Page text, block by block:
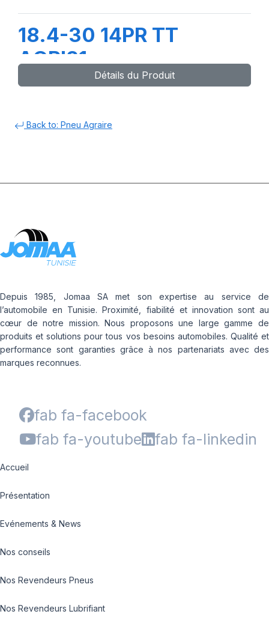
18.4-30 14PR TT
AGRI21
Détails du Produit
Back to: Pneu Agraire
Depuis 1985, Jomaa SA met son expertise au service de
l’automobile en Tunisie. Proximité, fiabilité et innovation sont au
cœur de notre mission. Nous proposons une large gamme de
produits et solutions pour tous vos besoins automobiles. Qualité et
performance sont garanties grâce à nos partenariats avec des
marques reconnues.
fab fa-facebook
fab fa-youtube
fab fa-linkedin
Accueil
Présentation
Evénements & News
Nos conseils
Nos Revendeurs Pneus
Nos Revendeurs Lubrifiant